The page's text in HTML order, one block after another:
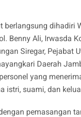
berlangsung dihadiri
Benny Ali, Irwasda
Siregar, Pejabat
Daerah
yang
istri, suami, dan
pemasangan